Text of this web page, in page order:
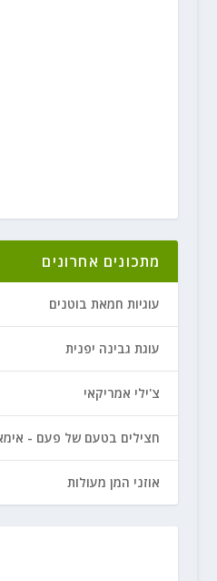
מתכונים אחרונים
עוגיות חמאת בוטנים
עוגת גבינה יפנית
צ'ילי אמריקאי
חצילים בטעם של פעם -
אוזני המן מעולות